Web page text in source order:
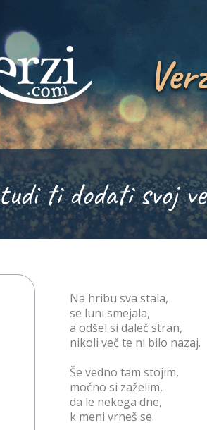
ti dodati svoj
Na hribu sva stala,
se luni smejala,
a odšel si daleč stran,
nikoli več te ni bilo nazaj.
Še vedno tam stojim,
močno si zaželim,
da le nekega dne,
k meni vrneš se.